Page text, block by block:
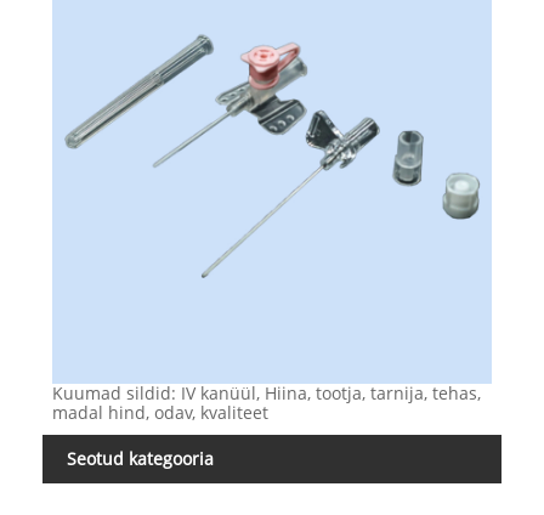
Kuumad sildid: IV kanüül, Hiina, tootja, tarnija, tehas,
madal hind, odav, kvaliteet
Seotud kategooria